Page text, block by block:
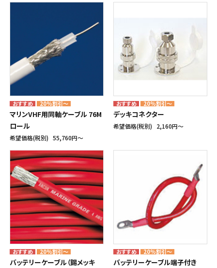
20%割引～
マリンVHF用同軸ケーブル 76M
ロール
希望価格(税別) 55,760円〜
20%割引～
デッキコネクター
希望価格(税別) 2,160円〜
20%割引～
バッテリーケーブル（錫メッキ
20%割引～
バッテリーケーブル端子付き